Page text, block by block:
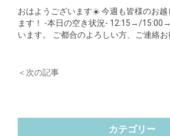
おはようございます☀️ 今週も皆様のお越
ます！ -本日の空き状況- 12:15→/
います。 ご都合のよろしい方、ご連絡
＜次の記事
カテゴリー